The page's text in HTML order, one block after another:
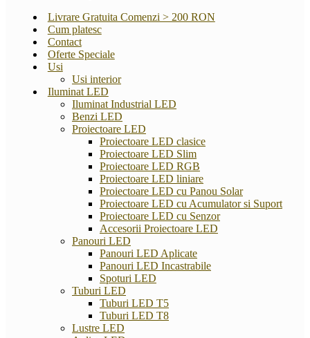
Livrare Gratuita Comenzi > 200 RON
Cum platesc
Contact
Oferte Speciale
Usi
Usi interior
Iluminat LED
Iluminat Industrial LED
Benzi LED
Proiectoare LED
Proiectoare LED clasice
Proiectoare LED Slim
Proiectoare LED RGB
Proiectoare LED liniare
Proiectoare LED cu Panou Solar
Proiectoare LED cu Acumulator si Suport
Proiectoare LED cu Senzor
Accesorii Proiectoare LED
Panouri LED
Panouri LED Aplicate
Panouri LED Incastrabile
Spoturi LED
Tuburi LED
Tuburi LED T5
Tuburi LED T8
Lustre LED